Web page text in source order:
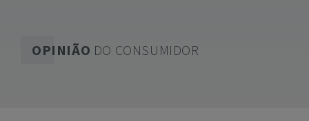
OPINIÃO DO CONSUMIDOR